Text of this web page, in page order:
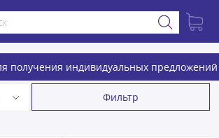
получения индивидуальных предложений
Фильтр